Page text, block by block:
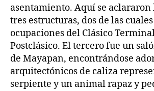
asentamiento. Aquí se aclararon
tres estructuras, dos de las
ocupaciones del Clásico
Postclásico. El tercero fue un
de Mayapan, encontrándose
arquitectónicos de caliza
serpiente y un animal rapaz y